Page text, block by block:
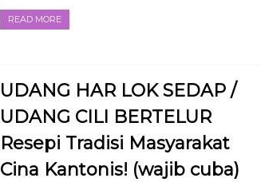
READ MORE
UDANG HAR LOK SEDAP /
UDANG CILI BERTELUR
Resepi Tradisi Masyarakat
Cina Kantonis! (wajib cuba)